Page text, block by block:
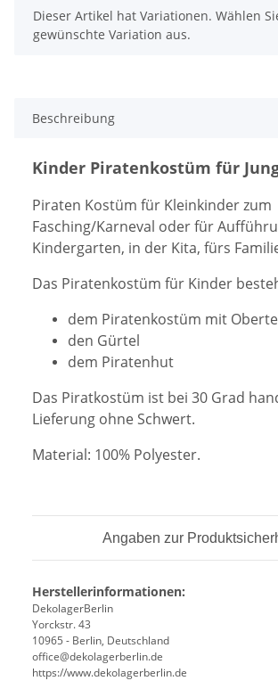
x
Dieser Artikel hat Variationen. Wählen
gewünschte Variation aus.
Beschreibung
Kinder Piratenkostüm für
Piraten Kostüm für Kleinkinder zum
Fasching/Karneval oder für
Kindergarten, in der Kita, fürs
Das Piratenkostüm für Kinder
dem Piratenkostüm mit
den Gürtel
dem Piratenhut
Das Piratkostüm ist bei 30 Grad
Lieferung ohne Schwert.
Material: 100% Polyester.
Angaben zur
Herstellerinformationen:
DekolagerBerlin
Yorckstr. 43
10965 - Berlin, Deutschland
office@dekolagerberlin.de
https://www.dekolagerberlin.de